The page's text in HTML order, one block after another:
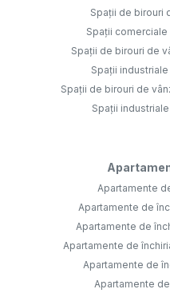
Spații de birouri
Spații
Spații de birouri de
Spații
Spații de birouri de
Spații
Apartamente
Apartamente de
Apartamente de
Apartamente de
Apartamente de
Apartamente